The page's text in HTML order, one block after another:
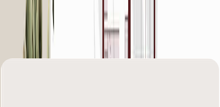
The Old Town Reehan 8, First Floor, 4 BR, Unit
9, 2154 SQFT
باز کردن چیدمان